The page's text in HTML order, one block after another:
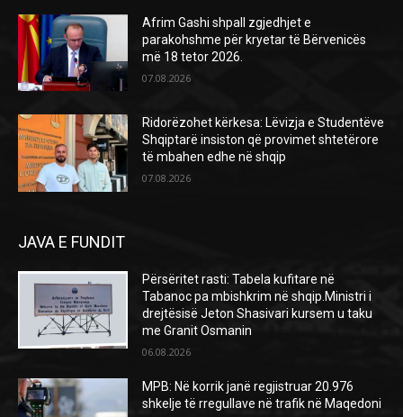
Afrim Gashi shpall zgjedhjet e
parakohshme për kryetar të Bërvenicës
më 18 tetor 2026.
07.08.2026
Ridorëzohet kërkesa: Lëvizja e Studentëve
Shqiptarë insiston që provimet shtetërore
të mbahen edhe në shqip
07.08.2026
JAVA E FUNDIT
Përsëritet rasti: Tabela kufitare në
Tabanoc pa mbishkrim në shqip.Ministri i
drejtësisë Jeton Shasivari kursem u taku
me Granit Osmanin
06.08.2026
MPB: Në korrik janë regjistruar 20.976
shkelje të rregullave në trafik në Maqedoni